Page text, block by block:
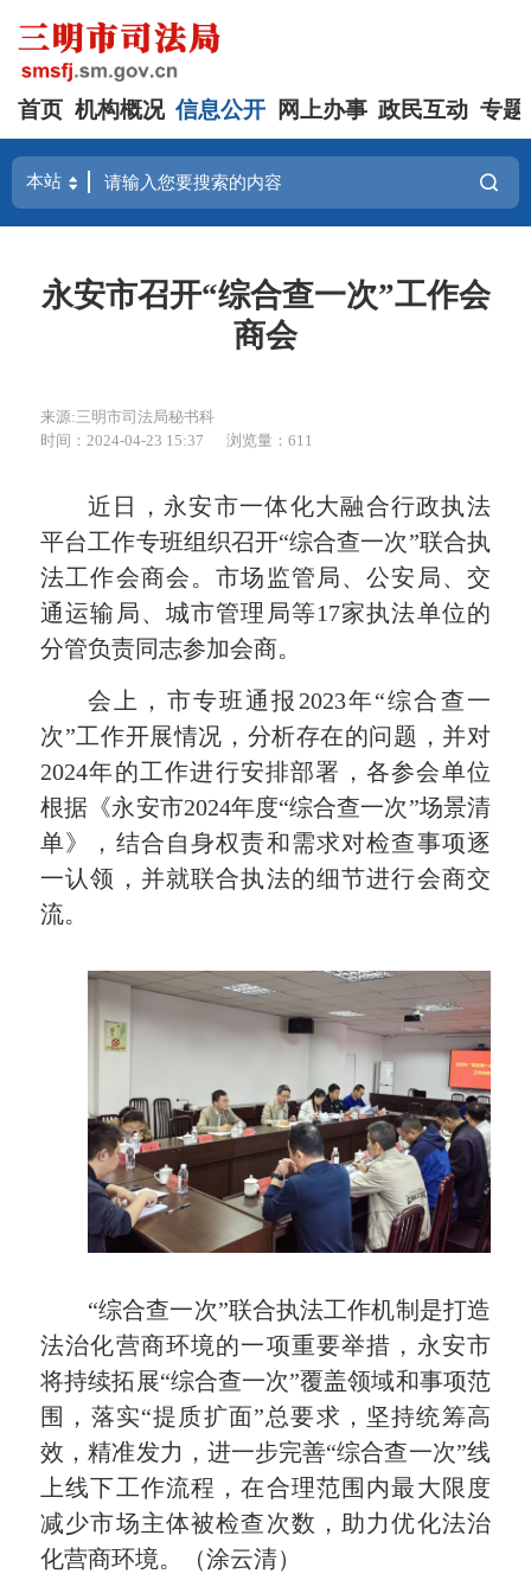
首页 机构概况 信息公开 网上办事 政民互动 专题
永安市召开“综合查一次”工作会
商会
来源:三明市司法局秘书科
时间：2024-04-23 15:37
浏览量：611
近日，永安市一体化大融合行政执法
平台工作专班组织召开“综合查一次”联合执
法工作会商会。市场监管局、公安局、交
通运输局、城市管理局等17家执法单位的
分管负责同志参加会商。
会上，市专班通报2023年“综合查一
次”工作开展情况，分析存在的问题，并对
2024年的工作进行安排部署，各参会单位
根据《永安市2024年度“综合查一次”场景清
单》，结合自身权责和需求对检查事项逐
一认领，并就联合执法的细节进行会商交
流。
“综合查一次”联合执法工作机制是打造
法治化营商环境的一项重要举措，永安市
将持续拓展“综合查一次”覆盖领域和事项范
围，落实“提质扩面”总要求，坚持统筹高
效，精准发力，进一步完善“综合查一次”线
上线下工作流程，在合理范围内最大限度
减少市场主体被检查次数，助力优化法治
化营商环境。（涂云清）